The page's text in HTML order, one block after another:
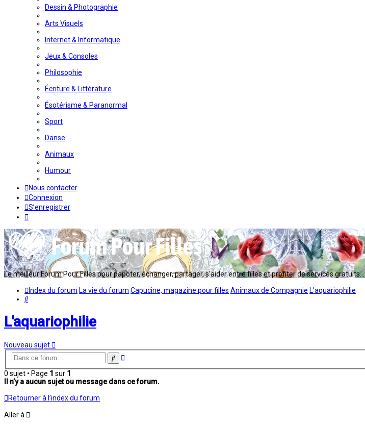
Dessin & Photographie
Arts Visuels
Internet & Informatique
Jeux & Consoles
Philosophie
Écriture & Littérature
Ésotérisme & Paranormal
Sport
Danse
Animaux
Humour
Nous contacter
Connexion
S’enregistrer
Le meilleur Forum Pour Filles pour papoter, échanger, partager, s'aider entre filles et profiter de services gratuits...
Index du forum La vie du forum Capucine, magazine pour filles Animaux de Compagnie L'aquariophilie
Rechercher
L'aquariophilie
Nouveau sujet
Rechercher
Recherche
0 sujet • Page 1 sur 1
Il n’y a aucun sujet ou message dans ce forum.
Retourner à l’index du forum
Aller à